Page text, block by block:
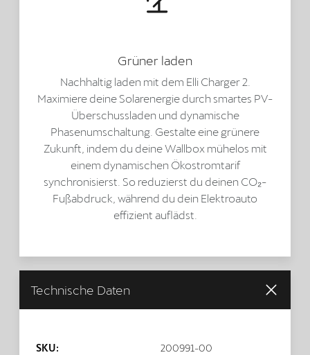
Grüner laden
Nachhaltig laden mit dem Elli Charger 2.
Maximiere deine Solarenergie durch smartes PV-
Überschussladen und dynamische
Phasenumschaltung. Gestalte eine grünere
Zukunft, indem du deine Wallbox mühelos mit
einem dynamischen Ökostromtarif
synchronisierst. So reduzierst du deinen CO₂-
Fußabdruck, während du dein Elektroauto
effizient auflädst.
Technische Daten
SKU: 200991-00